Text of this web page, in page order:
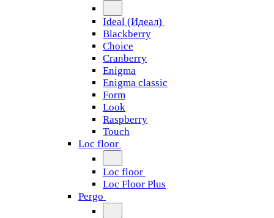
Ideal (Идеал)
Blackberry
Choice
Cranberry
Enigma
Enigma classic
Form
Look
Raspberry
Touch
Loc floor
Loc floor
Loc Floor Plus
Pergo